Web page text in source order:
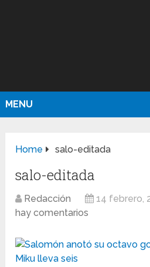
MENU
Home salo-editada
salo-editada
Redacción 14 febrero,
hay comentarios